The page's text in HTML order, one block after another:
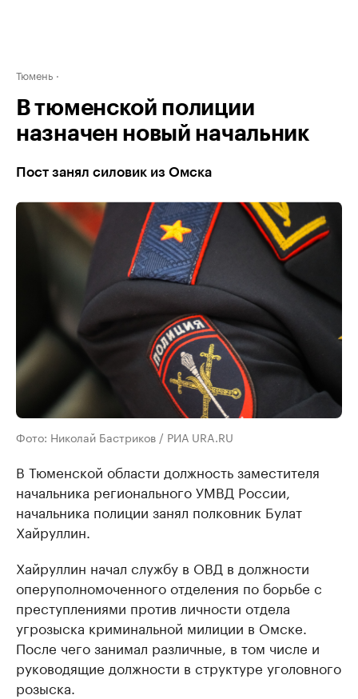
Тюмень
В тюменской полиции
назначен новый начальник
Пост занял силовик из Омска
Фото: Николай Бастриков / РИА URA.RU
В Тюменской области должность заместителя
начальника регионального УМВД России,
начальника полиции занял полковник Булат
Хайруллин.
Хайруллин начал службу в ОВД в должности
оперуполномоченного отделения по борьбе с
преступлениями против личности отдела
угрозыска криминальной милиции в Омске.
После чего занимал различные, в том числе и
руководящие должности в структуре уголовного
розыска.